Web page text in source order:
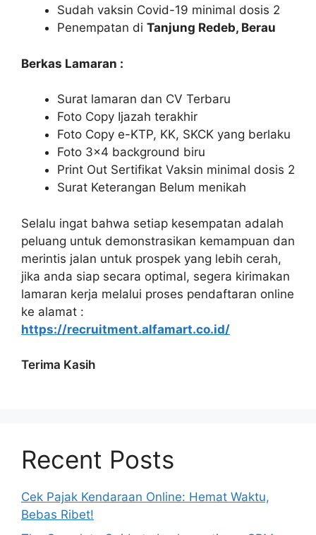
Sudah vaksin Covid-19 minimal dosis 2
Penempatan di Tanjung Redeb, Berau
Berkas Lamaran :
Surat lamaran dan CV Terbaru
Foto Copy Ijazah terakhir
Foto Copy e-KTP, KK, SKCK yang berlaku
Foto 3×4 background biru
Print Out Sertifikat Vaksin minimal dosis 2
Surat Keterangan Belum menikah
Selalu ingat bahwa setiap kesempatan adalah
peluang untuk demonstrasikan kemampuan dan
merintis jalan untuk prospek yang lebih cerah,
jika anda siap secara optimal, segera kirimakan
lamaran kerja melalui proses pendaftaran online
ke alamat :
https://recruitment.alfamart.co.id/
Terima Kasih
Recent Posts
Cek Pajak Kendaraan Online: Hemat Waktu,
Bebas Ribet!